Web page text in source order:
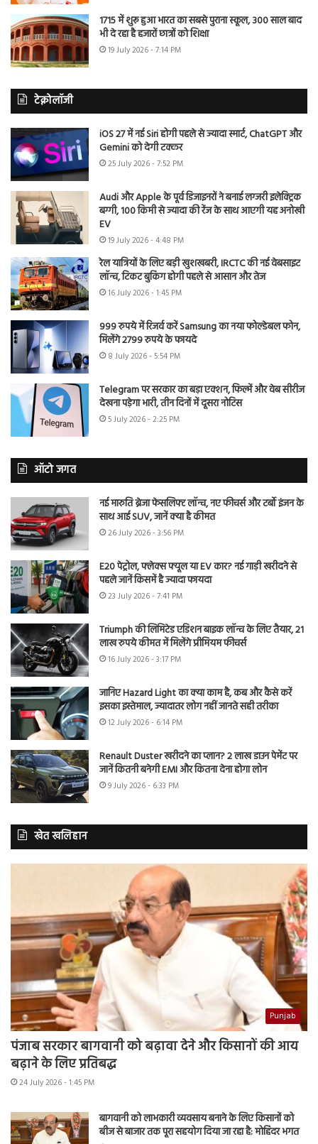
1715 में शुरू हुआ भारत का सबसे पुराना स्कूल, 300 साल बाद
भी दे रहा है हजारों छात्रों को शिक्षा
19 July 2026 - 7:14 PM
टेक्नोलॉजी
iOS 27 में नई Siri होगी पहले से ज्यादा स्मार्ट, ChatGPT और
Gemini को देगी टक्कर
25 July 2026 - 7:52 PM
Audi और Apple के पूर्व डिजाइनरों ने बनाई लग्जरी इलेक्ट्रिक
बग्गी, 100 किमी से ज्यादा की रेंज के साथ आएगी यह अनोखी
EV
19 July 2026 - 4:48 PM
रेल यात्रियों के लिए बड़ी खुशखबरी, IRCTC की नई वेबसाइट
लॉन्च, टिकट बुकिंग होगी पहले से आसान और तेज
16 July 2026 - 1:45 PM
999 रुपये में रिजर्व करें Samsung का नया फोल्डेबल फोन,
मिलेंगे 2799 रुपये के फायदे
8 July 2026 - 5:54 PM
Telegram पर सरकार का बड़ा एक्शन, फिल्में और वेब सीरीज
देखना पड़ेगा भारी, तीन दिनों में दूसरा नोटिस
5 July 2026 - 2:25 PM
ऑटो जगत
नई मारुति ब्रेजा फेसलिफ्ट लॉन्च, नए फीचर्स और टर्बो इंजन के
साथ आई SUV, जानें क्या है कीमत
26 July 2026 - 3:56 PM
E20 पेट्रोल, फ्लेक्स फ्यूल या EV कार? नई गाड़ी खरीदने से
पहले जानें किसमें है ज्यादा फायदा
23 July 2026 - 7:41 PM
Triumph की लिमिटेड एडिशन बाइक लॉन्च के लिए तैयार, 21
लाख रुपये कीमत में मिलेंगे प्रीमियम फीचर्स
16 July 2026 - 3:17 PM
जानिए Hazard Light का क्या काम है, कब और कैसे करें
इसका इस्तेमाल, ज्यादातर लोग नहीं जानते सही तरीका
12 July 2026 - 6:14 PM
Renault Duster खरीदने का प्लान? 2 लाख डाउन पेमेंट पर
जानें कितनी बनेगी EMI और कितना देना होगा लोन
9 July 2026 - 6:33 PM
खेत खलिहान
Punjab
पंजाब सरकार बागवानी को बढ़ावा देने और किसानों की आय
बढ़ाने के लिए प्रतिबद्ध
24 July 2026 - 1:45 PM
बागवानी को लाभकारी व्यवसाय बनाने के लिए किसानों को
बीज से बाजार तक पूरा सहयोग दिया जा रहा है: मोहिंदर भगत